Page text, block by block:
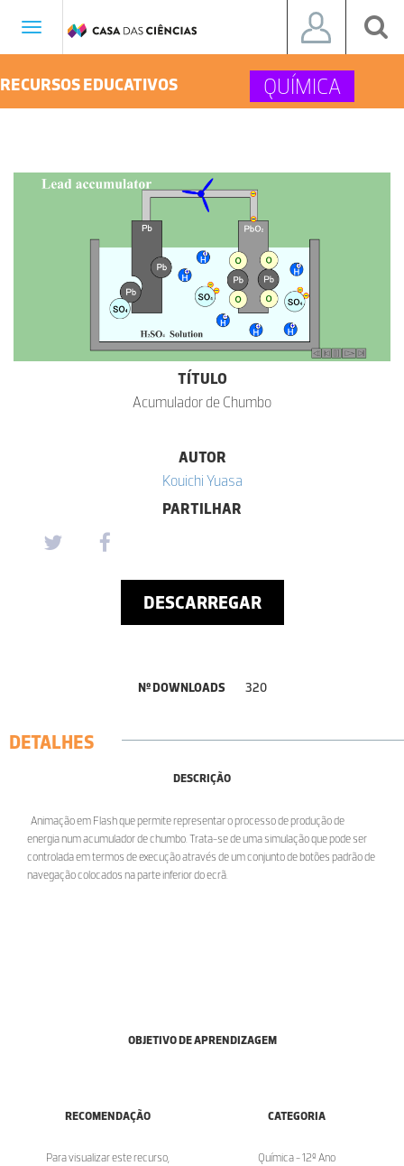
Toggle
RECURSOS EDUCATIVOS QUÍMICA
TÍTULO
Acumulador de Chumbo
AUTOR
Kouichi Yuasa
PARTILHAR
DESCARREGAR
Nº DOWNLOADS 320
DETALHES
DESCRIÇÃO
Animação em Flash que permite representar o processo de produção de
energia num acumulador de chumbo. Trata-se de uma simulação que pode ser
controlada em termos de execução através de um conjunto de botões padrão de
navegação colocados na parte inferior do ecrã.
OBJETIVO DE APRENDIZAGEM
RECOMENDAÇÃO
Para visualizar este recurso,
CATEGORIA
Química - 12º Ano